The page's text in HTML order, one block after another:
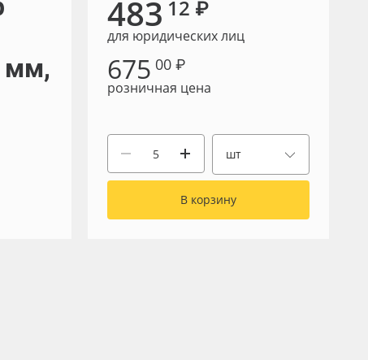
мм,
483 12 ₽
для юридических лиц
675 00 ₽
розничная цена
шт
В корзину